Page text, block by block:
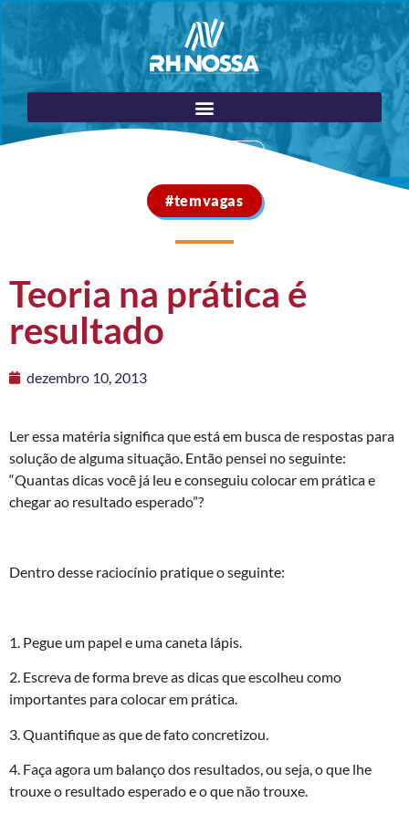
#temvagas
Teoria na prática é
resultado
dezembro 10, 2013
Ler essa matéria significa que está em busca de respostas para
solução de alguma situação. Então pensei no seguinte:
“Quantas dicas você já leu e conseguiu colocar em prática e
chegar ao resultado esperado”?
Dentro desse raciocínio pratique o seguinte:
1. Pegue um papel e uma caneta lápis.
2. Escreva de forma breve as dicas que escolheu como
importantes para colocar em prática.
3. Quantifique as que de fato concretizou.
4. Faça agora um balanço dos resultados, ou seja, o que lhe
trouxe o resultado esperado e o que não trouxe.